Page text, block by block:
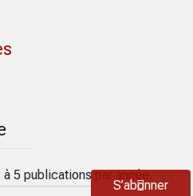
5 publications par année.
S’abonner